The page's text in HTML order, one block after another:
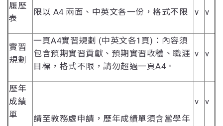
履歷
表
限以 A4 兩面、中英文各一份，格式不限 v v
實習
規劃
一頁A4實習規劃 (中英文各1頁)：內容須
包含預期實習貢獻、預期實習收穫、職涯
目標，格式不限，請勿超過一頁A4。
v v
歷年
成績
單
請至教務處申請，歷年成績單須含當學年
v v